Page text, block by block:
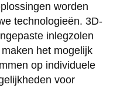
worden
technologieën. 3D-
inlegzolen
het mogelijk
op individuele
voor